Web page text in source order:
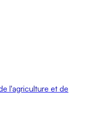
l'agriculture et de